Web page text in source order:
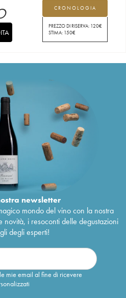
CRONOLOGIA
PREZZO DI RISERVA: 120€
STIMA: 150€
newsletter
mondo del vino con la nostra
i resoconti delle degustazioni
degli esperti!
mie email al fine di ricevere